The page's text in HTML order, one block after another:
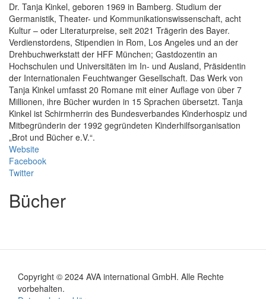
Dr. Tanja Kinkel, geboren 1969 in Bamberg. Studium der
Germanistik, Theater- und Kommunikationswissenschaft, acht
Kultur – oder Literaturpreise, seit 2021 Trägerin des Bayer.
Verdienstordens, Stipendien in Rom, Los Angeles und an der
Drehbuchwerkstatt der HFF München; Gastdozentin an
Hochschulen und Universitäten im In- und Ausland, Präsidentin
der Internationalen Feuchtwanger Gesellschaft. Das Werk von
Tanja Kinkel umfasst 20 Romane mit einer Auflage von über 7
Millionen, ihre Bücher wurden in 15 Sprachen übersetzt. Tanja
Kinkel ist Schirmherrin des Bundesverbandes Kinderhospiz und
Mitbegründerin der 1992 gegründeten Kinderhilfsorganisation
„Brot und Bücher e.V.“.
Website
Facebook
Twitter
Bücher
Copyright © 2024 AVA international GmbH. Alle Rechte
vorbehalten.
Footer